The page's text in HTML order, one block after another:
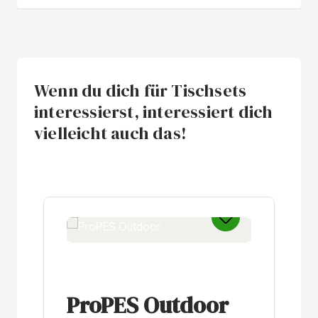
Wenn du dich für Tischsets
interessierst, interessiert dich
vielleicht auch das!
ProPES Outdoor